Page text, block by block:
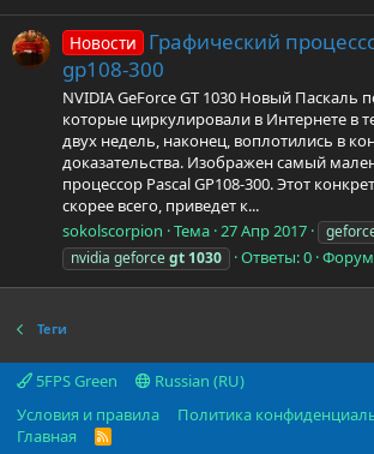
Новости
Графический
gp108-300
NVIDIA GeForce GT 1030 Новый Паскаль
которые циркулировали в Интернете в
двух недель, наконец, воплотились в
доказательства. Изображен самый
процессор Pascal GP108-300. Этот
скорее всего, приведет к...
sokolscorpion Тема 27 Апр 2017
nvidia geforcegt 1030 Ответы: 0
Теги
5FPS Green
Russian (RU)
Условия и правила
Политика
Главная
R